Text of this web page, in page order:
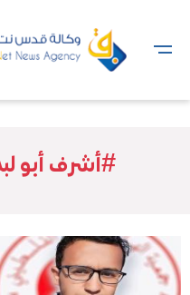
#أشرف أبو